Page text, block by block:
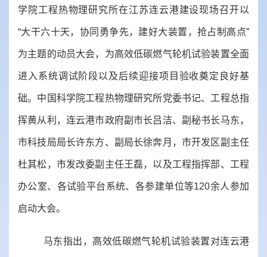
学院工程热物理研究所在江苏连云港建设现场召开以
“大干六十天，协同勇争先，建好大装置，抢占制高点”
为主题的动员大会，为高效低碳燃气轮机试验装置全面
进入系统调试阶段以及后续迎接项目验收奠定良好基
础。中国科学院工程热物理研究所党委书记、工程总指
挥黄从利，连云港市政府副市长吕洁、副秘书长马东，
市科技局局长许东方、副局长徐奔月，市开发区副主任
杜其松，市发改委副主任王磊，以及工程指挥部、工程
办公室、各试验平台系统、各参建单位等120余人参加
启动大会。
马东指出，高效低碳燃气轮机试验装置对连云港